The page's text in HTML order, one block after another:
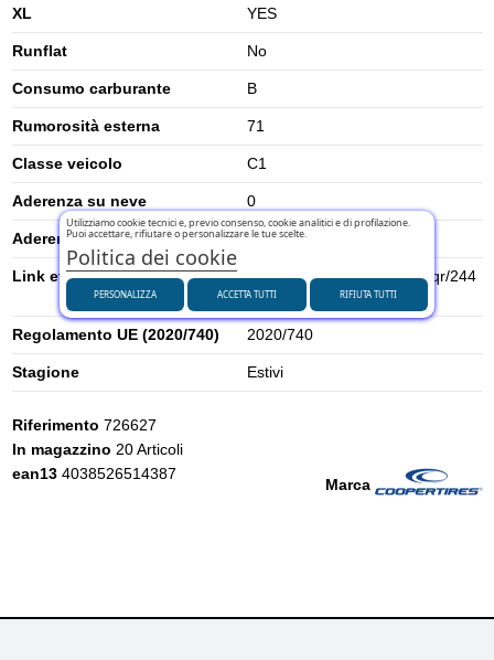
XL YES
Runflat No
Consumo carburante B
Rumorosità esterna 71
Classe veicolo C1
Aderenza su neve 0
Aderenza su ghiaccio 0
Link etichetta energetica UE
https://eprel.ec.europa.eu/qr/244
2688
Regolamento UE (2020/740) 2020/740
Stagione Estivi
Marca
Riferimento 726627
In magazzino 20 Articoli
ean13 4038526514387
Utilizziamo cookie tecnici e, previo consenso, cookie analitici e di profilazione.
Puoi accettare, rifiutare o personalizzare le tue scelte.
Politica dei cookie
PERSONALIZZA RIFIUTA TUTTI
ACCETTA TUTTI